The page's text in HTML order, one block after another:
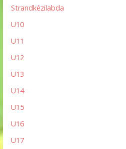
Strandkézilabda
U10
U11
U12
U13
U14
U15
U16
U17